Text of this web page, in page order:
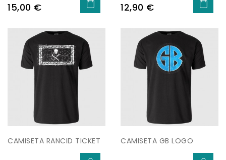
Preu
15,00 € Preu
12,90 €
CAMISETA RANCID TICKET CAMISETA GB LOGO